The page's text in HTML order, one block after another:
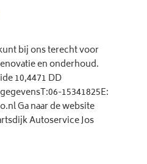
bij ons terecht voor
en onderhoud.
10,4471 DD
15341825E:
Ga naar de website
Autoservice Jos